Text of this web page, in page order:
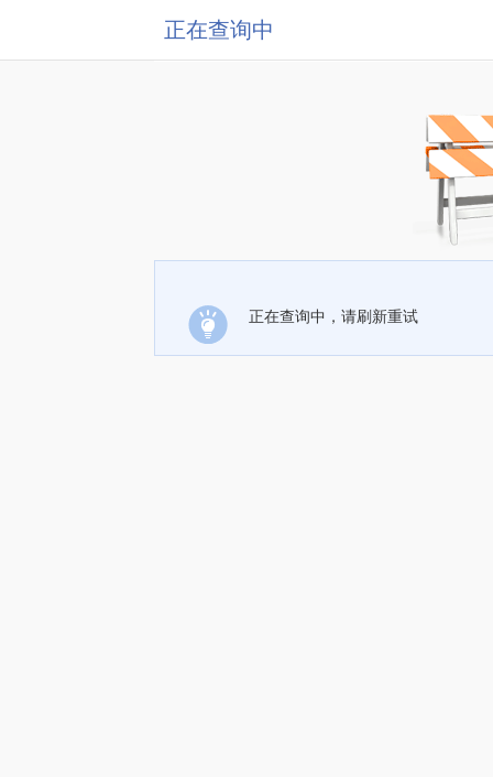
正在查询中
正在查询中，请刷新重试